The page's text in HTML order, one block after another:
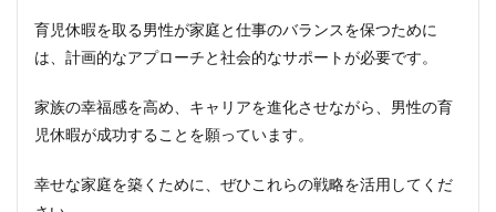
育児休暇を取る男性が家庭と仕事のバランスを保つために
は、計画的なアプローチと社会的なサポートが必要です。
家族の幸福感を高め、キャリアを進化させながら、男性の育
児休暇が成功することを願っています。
幸せな家庭を築くために、ぜひこれらの戦略を活用してくだ